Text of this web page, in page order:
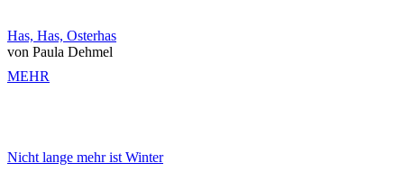
Has, Has, Osterhas
von Paula Dehmel
MEHR
Nicht lange mehr ist Winter